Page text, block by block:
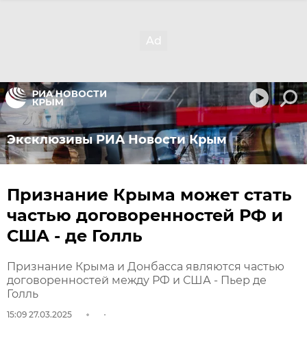
Эксклюзивы РИА Новости Крым
Признание Крыма может стать
частью договоренностей РФ и
США - де Голль
Признание Крыма и Донбасса являются частью
договоренностей между РФ и США - Пьер де
Голль
15:09 27.03.2025